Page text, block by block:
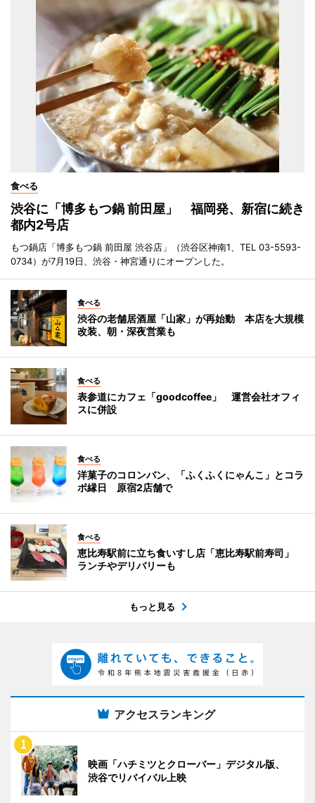
食べる
渋谷に「博多もつ鍋 前田屋」 福岡発、新宿に続き
都内2号店
もつ鍋店「博多もつ鍋 前田屋 渋谷店」（渋谷区神南1、TEL 03-5593-
0734）が7月19日、渋谷・神宮通りにオープンした。
食べる
渋谷の老舗居酒屋「山家」が再始動 本店を大規模
改装、朝・深夜営業も
食べる
表参道にカフェ「goodcoffee」 運営会社オフィ
スに併設
食べる
洋菓子のコロンバン、「ふくふくにゃんこ」とコラ
ボ縁日 原宿2店舗で
食べる
恵比寿駅前に立ち食いすし店「恵比寿駅前寿司」
ランチやデリバリーも
もっと見る
アクセスランキング
映画「ハチミツとクローバー」デジタル版、
渋谷でリバイバル上映